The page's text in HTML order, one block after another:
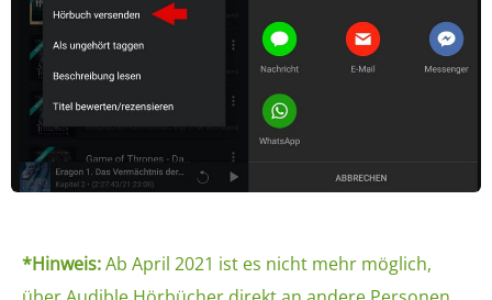
*Hinweis:Ab April 2021 ist es nicht mehr möglich,